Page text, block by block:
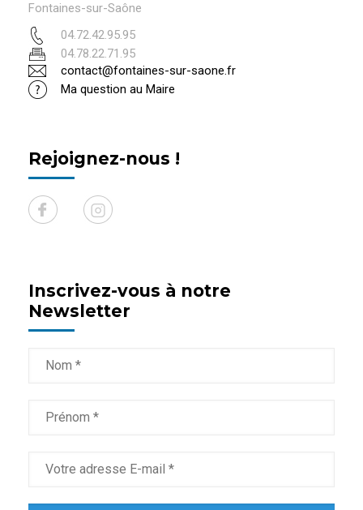
Fontaines-sur-Saône
04.72.42.95.95
04.78.22.71.95
contact@fontaines-sur-saone.fr
Ma question au Maire
Rejoignez-nous !
Inscrivez-vous à notre
Newsletter